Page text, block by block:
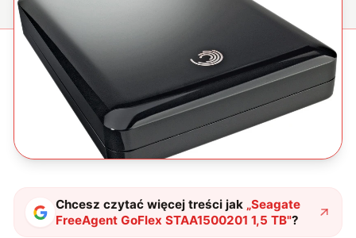
Chcesz czytać więcej treści jak „Seagate
FreeAgent GoFlex STAA1500201 1,5 TB"?